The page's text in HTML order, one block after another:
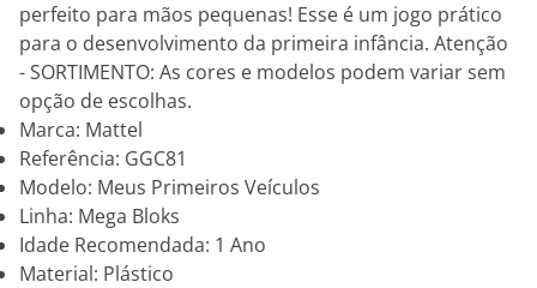
perfeito para mãos pequenas! Esse é um jogo prático
para o desenvolvimento da primeira infância. Atenção
- SORTIMENTO: As cores e modelos podem variar sem
opção de escolhas.
Marca: Mattel
Referência: GGC81
Modelo: Meus Primeiros Veículos
Linha: Mega Bloks
Idade Recomendada: 1 Ano
Material: Plástico